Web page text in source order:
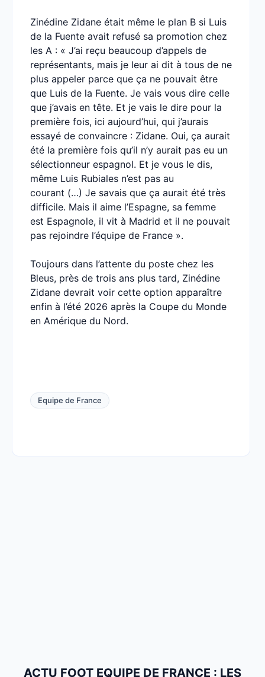
Zinédine Zidane était même le plan B si Luis
de la Fuente avait refusé sa promotion chez
les A : « J’ai reçu beaucoup d’appels de
représentants, mais je leur ai dit à tous de ne
plus appeler parce que ça ne pouvait être
que Luis de la Fuente. Je vais vous dire celle
que j’avais en tête. Et je vais le dire pour la
première fois, ici aujourd’hui, qui j’aurais
essayé de convaincre : Zidane. Oui, ça aurait
été la première fois qu’il n’y aurait pas eu un
sélectionneur espagnol. Et je vous le dis,
même Luis Rubiales n’est pas au
courant (…) Je savais que ça aurait été très
difficile. Mais il aime l’Espagne, sa femme
est Espagnole, il vit à Madrid et il ne pouvait
pas rejoindre l’équipe de France ».
Toujours dans l’attente du poste chez les
Bleus, près de trois ans plus tard, Zinédine
Zidane devrait voir cette option apparaître
enfin à l’été 2026 après la Coupe du Monde
en Amérique du Nord.
Equipe de France
ACTU FOOT EQUIPE DE FRANCE : LES